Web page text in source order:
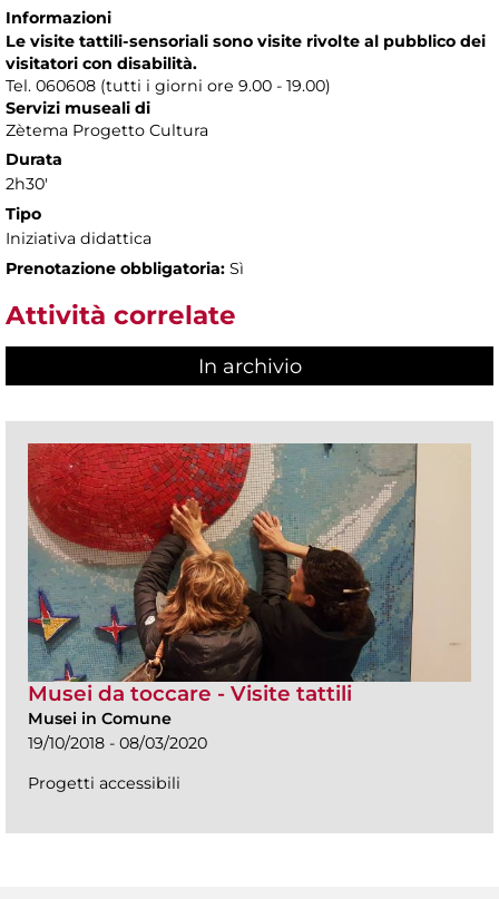
Informazioni
Le visite tattili-sensoriali sono visite rivolte al pubblico dei
visitatori con disabilità.
Tel. 060608 (tutti i giorni ore 9.00 - 19.00)
Servizi museali di
Zètema Progetto Cultura
Durata
2h30'
Tipo
Iniziativa didattica
Prenotazione obbligatoria: Sì
Attività correlate
In archivio
Musei da toccare - Visite tattili
Musei in Comune
19/10/2018 - 08/03/2020
Progetti accessibili